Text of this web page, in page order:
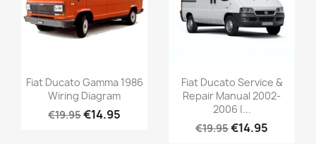
Fiat Ducato Gamma 1986
Wiring Diagram
€19.95€14.95
Fiat Ducato Service &
Repair Manual 2002-
2006 |...
€19.95€14.95